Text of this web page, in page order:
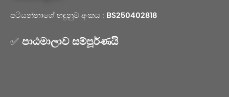
පටියන්නාගේ හඳුනුම් අංකය : BS250402818
✅ පාඨමාලාව සම්පූර්ණයි